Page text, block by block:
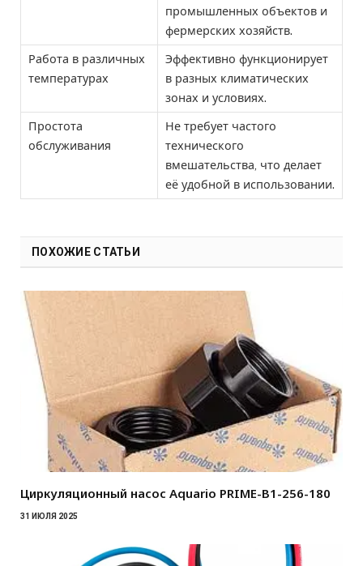
промышленных объектов и
фермерских хозяйств.
Работа в различных
температурах
Эффективно функционирует
в разных климатических
зонах и условиях.
Простота
обслуживания
Не требует частого
технического
вмешательства, что делает
её удобной в использовании.
ПОХОЖИЕ СТАТЬИ
Циркуляционный насос Aquario PRIME-B1-256-180
31 ИЮЛЯ 2025